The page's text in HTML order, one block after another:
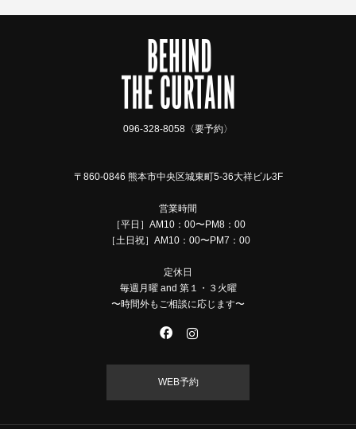
096-328-8058〈要予約〉
〒860-0846 熊本市中央区城東町5-36大祥ビル3F
営業時間
［平日］AM10：00〜PM8：00
［土日祝］AM10：00〜PM7：00
定休日
毎週月曜 and 第１・３火曜
〜時間外もご相談に応じます〜
WEB予約